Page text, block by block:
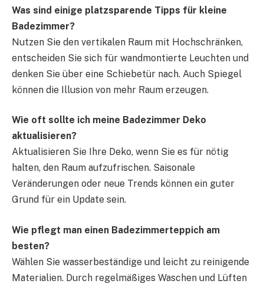
Was sind einige platzsparende Tipps für kleine
Badezimmer?
Nutzen Sie den vertikalen Raum mit Hochschränken,
entscheiden Sie sich für wandmontierte Leuchten und
denken Sie über eine Schiebetür nach. Auch Spiegel
können die Illusion von mehr Raum erzeugen.
Wie oft sollte ich meine Badezimmer Deko
aktualisieren?
Aktualisieren Sie Ihre Deko, wenn Sie es für nötig
halten, den Raum aufzufrischen. Saisonale
Veränderungen oder neue Trends können ein guter
Grund für ein Update sein.
Wie pflegt man einen Badezimmerteppich am
besten?
Wählen Sie wasserbeständige und leicht zu reinigende
Materialien. Durch regelmäßiges Waschen und Lüften